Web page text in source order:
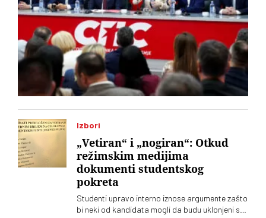
Izbori
„Vetiran“ i „nogiran“: Otkud
režimskim medijima
dokumenti studentskog
pokreta
Studenti upravo interno iznose argumente zašto
bi neki od kandidata mogli da budu uklonjeni sa